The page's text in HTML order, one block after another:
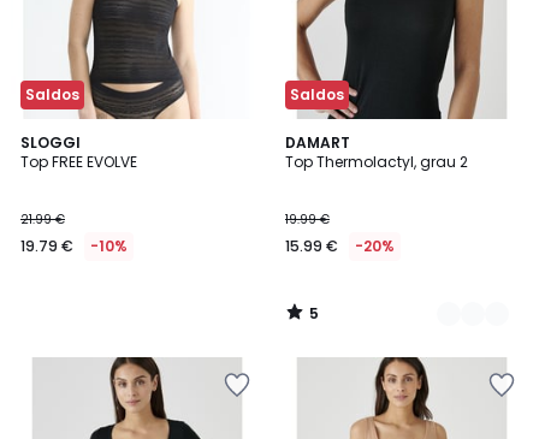
Saldos
SLOGGI
Top FREE EVOLVE
21.99 €
19.79 € -10%
Saldos
DAMART
Top Thermolactyl, grau 2
19.99 €
15.99 € -20%
5
/
2
Cores
5
/